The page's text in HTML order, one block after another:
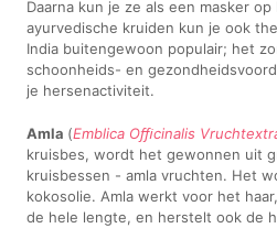
Daarna kun je ze als een masker
ayurvedische kruiden kun je ook
India buitengewoon populair; het
schoonheids- en
je hersenactiviteit.
Amla (Emblica Oﬃcinalis
kruisbes, wordt het gewonnen uit
kruisbessen - amla vruchten. Het
kokosolie. Amla werkt voor het
de hele lengte, en herstelt ook de